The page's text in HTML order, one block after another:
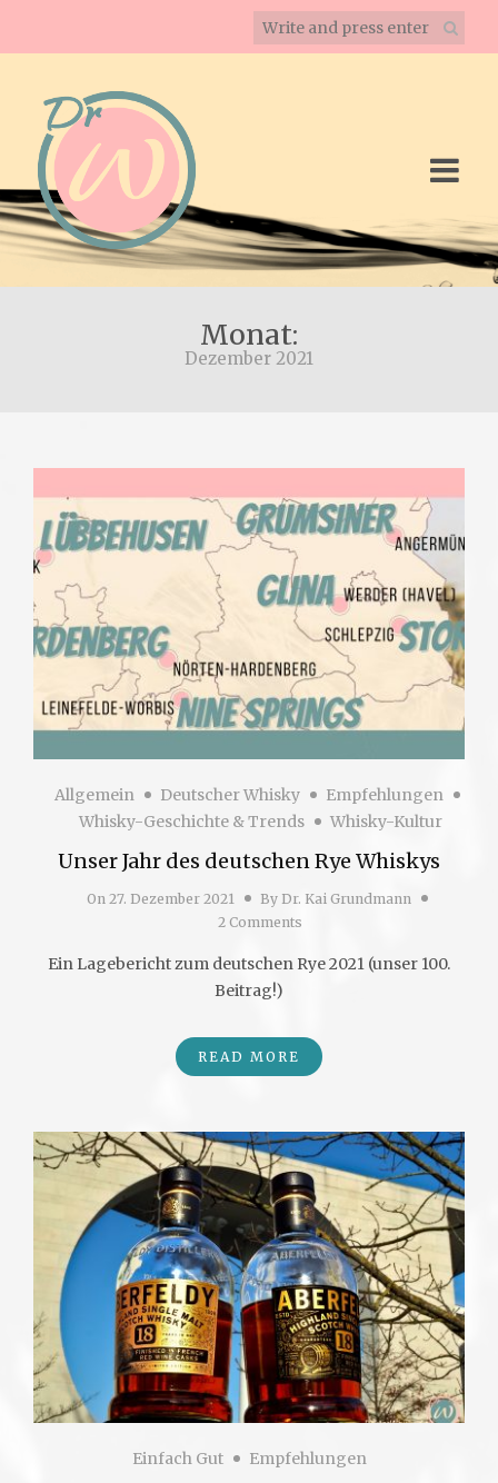
Monat:
Dezember 2021
Allgemein Deutscher Whisky
Empfehlungen
Whisky-Geschichte & Trends
Whisky-Kultur
Unser Jahr des deutschen Rye Whiskys
On 27. Dezember 2021 By Dr. Kai Grundmann
2 Comments
Ein Lagebericht zum deutschen Rye 2021 (unser 100.
Beitrag!)
READ MORE
Einfach Gut Empfehlungen